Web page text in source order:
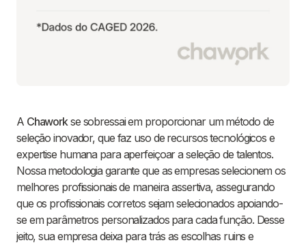
A Chaworkse sobressai em proporcionar um método de
seleção inovador, que faz uso de recursos tecnológicos e
expertise humana para aperfeiçoar a seleção de talentos.
Nossa metodologia garante que as empresas selecionem os
melhores profissionais de maneira assertiva, assegurando
que os profissionais corretos sejam selecionados apoiando-
se em parâmetros personalizados para cada função. Desse
jeito, sua empresa deixa para trás as escolhas ruins e